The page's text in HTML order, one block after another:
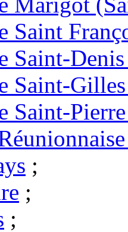
Saint
Saint-
Saint-
Saint-
;
;
;